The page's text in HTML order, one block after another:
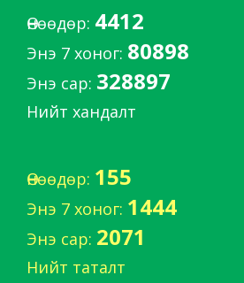
Өнөөдөр: 4412
Энэ 7 хоног: 80898
Энэ сар: 328897
Нийт хандалт
Өнөөдөр: 155
Энэ 7 хоног: 1444
Энэ сар: 2071
Нийт таталт